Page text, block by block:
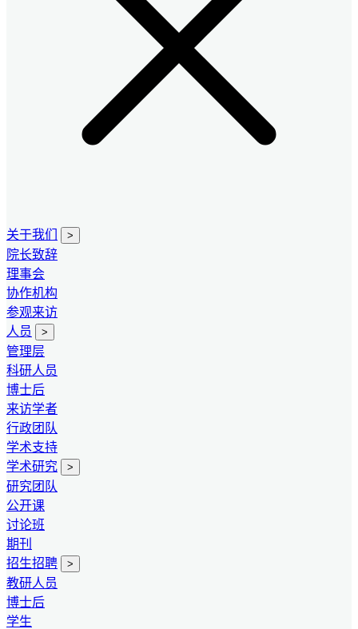
关于我们 >
院长致辞
理事会
协作机构
参观来访
人员
>
管理层
科研人员
博士后
来访学者
行政团队
学术支持
学术研究
>
研究团队
公开课
讨论班
期刊
招生招聘
>
教研人员
博士后
学生